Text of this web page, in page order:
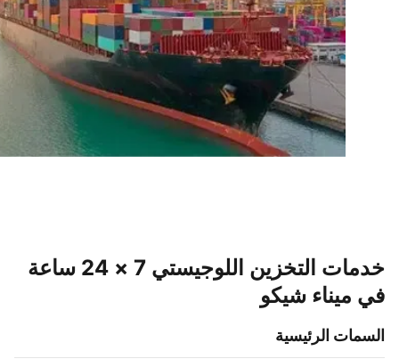
خدمات التخزين اللوجيستي 7 × 24 ساعة
ميناء شيكو
الرئيسية